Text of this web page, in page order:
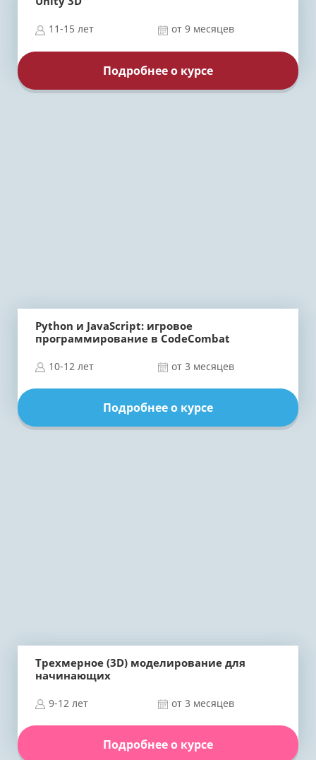
11-15 лет от 9 месяцев
Подробнее о курсе
Python и JavaScript: игровое
программирование в CodeCombat
10-12 лет от 3 месяцев
Подробнее о курсе
Трехмерное (3D) моделирование для
начинающих
9-12 лет от 3 месяцев
Подробнее о курсе